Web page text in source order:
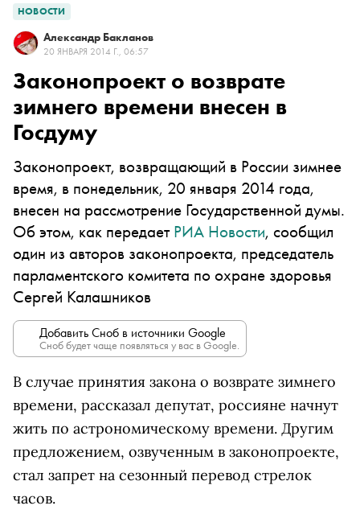
НОВОСТИ
Александр Бакланов
20 ЯНВАРЯ 2014 Г., 06:57
Законопроект о возврате
зимнего времени внесен в
Госдуму
Законопроект, возвращающий в России зимнее
время, в понедельник, 20 января 2014 года,
внесен на рассмотрение Государственной думы.
Об этом, как передаетРИА Новости, сообщил
один из авторов законопроекта, председатель
парламентского комитета по охране здоровья
Сергей Калашников
Добавить Сноб в источники Google
Сноб будет чаще появляться у вас в Google.
В случае принятия закона о возврате зимнего
времени, рассказал депутат, россияне начнут
жить по астрономическому времени. Другим
предложением, озвученным в законопроекте,
стал запрет на сезонный перевод стрелок
часов.